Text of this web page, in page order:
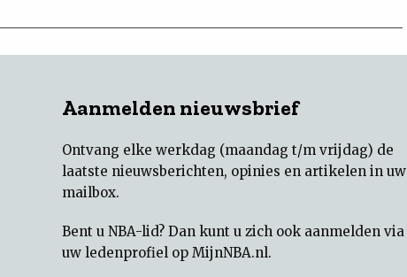
Aanmelden nieuwsbrief
Ontvang elke werkdag (maandag t/m vrijdag) de
laatste nieuwsberichten, opinies en artikelen in uw
mailbox.
Bent u NBA-lid? Dan kunt u zich ook aanmelden via
uw ledenprofiel op MijnNBA.nl.